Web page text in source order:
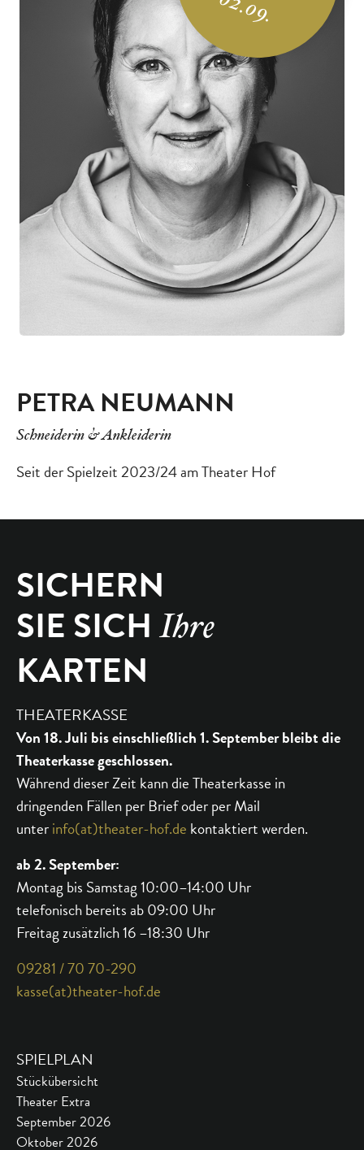
PETRA NEUMANN
Schneiderin & Ankleiderin
Seit der Spielzeit 2023/24 am Theater Hof
SICHERN
SIE SICH Ihre
KARTEN
THEATERKASSE
Von 18. Juli bis einschließlich 1. September bleibt die
Theaterkasse geschlossen.
Während dieser Zeit kann die Theaterkasse in
dringenden Fällen per Brief oder per Mail
unterinfo(at)theater-hof.de kontaktiert werden.
ab 2. September:
Montag bis Samstag 10:00–14:00 Uhr
telefonisch bereits ab 09:00 Uhr
Freitag zusätzlich 16 –18:30 Uhr
09281 / 70 70-290
kasse(at)theater-hof.de
SPIELPLAN
Stückübersicht
Theater Extra
September 2026
Oktober 2026